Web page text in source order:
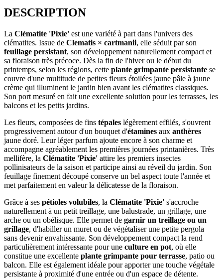
DESCRIPTION
La Clématite 'Pixie' est une variété à part dans l'univers des
clématites. Issue de Clematis × cartmanii, elle séduit par son
feuillage persistant, son développement naturellement compact et
sa floraison très précoce. Dès la fin de l'hiver ou le début du
printemps, selon les régions, cette plante grimpante persistante se
couvre d'une multitude de petites fleurs étoilées jaune pâle à jaune
crème qui illuminent le jardin bien avant les clématites classiques.
Son port mesuré en fait une excellente solution pour les terrasses, les
balcons et les petits jardins.
Les fleurs, composées de fins tépales légèrement effilés, s'ouvrent
progressivement autour d'un bouquet d'étamines aux anthères
jaune doré. Leur léger parfum ajoute encore à son charme et
accompagne agréablement les premières journées printanières. Très
mellifère, la Clématite 'Pixie' attire les premiers insectes
pollinisateurs de la saison et participe ainsi au réveil du jardin. Son
feuillage finement découpé conserve un bel aspect toute l'année et
met parfaitement en valeur la délicatesse de la floraison.
Grâce à ses pétioles volubiles, la Clématite 'Pixie' s'accroche
naturellement à un petit treillage, une balustrade, un grillage, une
arche ou un obélisque. Elle permet de garnir un treillage ou un
grillage, d'habiller un muret ou de végétaliser une petite pergola
sans devenir envahissante. Son développement compact la rend
particulièrement intéressante pour une culture en pot, où elle
constitue une excellente plante grimpante pour terrasse, patio ou
balcon. Elle est également idéale pour apporter une touche végétale
persistante à proximité d'une entrée ou d'un espace de détente.